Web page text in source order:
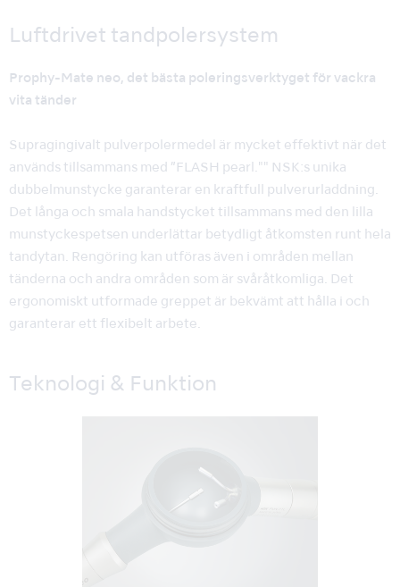
Luftdrivet tandpolersystem
Prophy-Mate neo, det bästa poleringsverktyget för vackra
vita tänder
Supragingivalt pulverpolermedel är mycket effektivt när det
används tillsammans med ”FLASH pearl."" NSK:s unika
dubbelmunstycke garanterar en kraftfull pulverurladdning.
Det långa och smala handstycket tillsammans med den lilla
munstyckespetsen underlättar betydligt åtkomsten runt hela
tandytan. Rengöring kan utföras även i områden mellan
tänderna och andra områden som är svåråtkomliga. Det
ergonomiskt utformade greppet är bekvämt att hålla i och
garanterar ett flexibelt arbete.
Teknologi & Funktion